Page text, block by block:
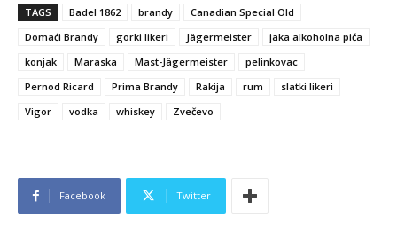
TAGS Badel 1862 brandy
Canadian Special Old
Domaći Brandy
gorki likeri Jägermeister
jaka alkoholna pića
konjak
Maraska Mast-Jägermeister
pelinkovac
Pernod Ricard
Prima Brandy Rakija rum
slatki likeri
Vigor
vodka whiskey Zvečevo
Facebook Twitter